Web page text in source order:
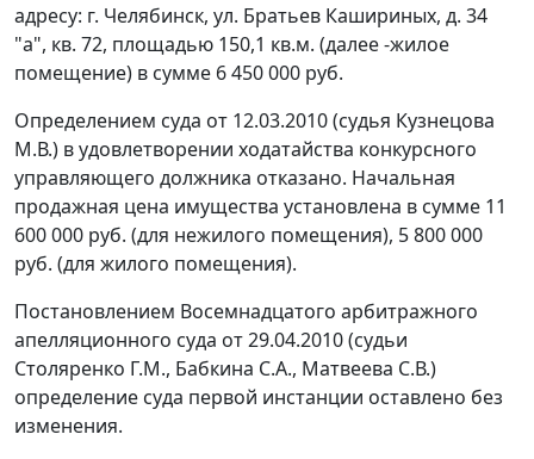
адресу: г. Челябинск, ул. Братьев Кашириных, д. 34
"а", кв. 72, площадью 150,1 кв.м. (далее -жилое
помещение) в сумме 6 450 000 руб.
Определением суда от 12.03.2010 (судья Кузнецова
М.В.) в удовлетворении ходатайства конкурсного
управляющего должника отказано. Начальная
продажная цена имущества установлена в сумме 11
600 000 руб. (для нежилого помещения), 5 800 000
руб. (для жилого помещения).
Постановлением Восемнадцатого арбитражного
апелляционного суда от 29.04.2010 (судьи
Столяренко Г.М., Бабкина С.А., Матвеева С.В.)
определение суда первой инстанции оставлено без
изменения.